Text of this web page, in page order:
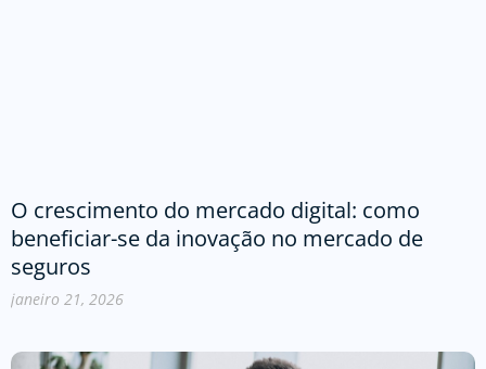
O crescimento do mercado digital: como
beneficiar-se da inovação no mercado de
seguros
janeiro 21, 2026